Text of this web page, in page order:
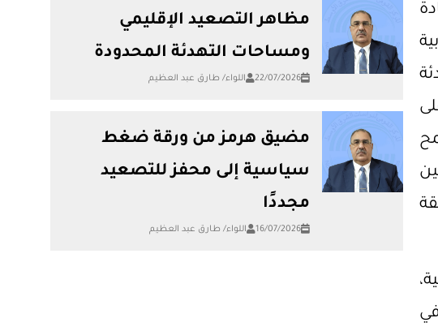
مظاهر التصعيد الإقليمي
ومساحات التهدئة المحدودة
22/07/2026 اللواء/ طارق عبد العظيم
مضيق هرمز من ورقة ضغط
سياسية إلى محفز للتصعيد
مجددًا
16/07/2026 اللواء/ طارق عبد العظيم